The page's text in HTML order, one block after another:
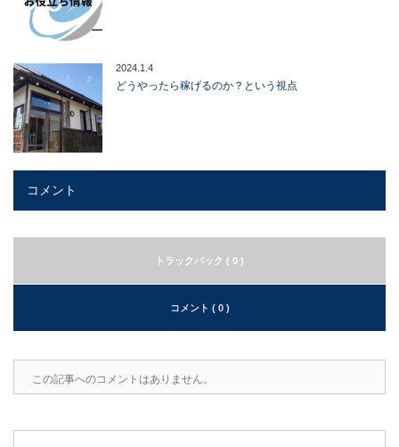
2024.1.4
どうやったら稼げるのか？という視点
コメント
トラックバック ( 0 )
コメント ( 0 )
この記事へのコメントはありません。